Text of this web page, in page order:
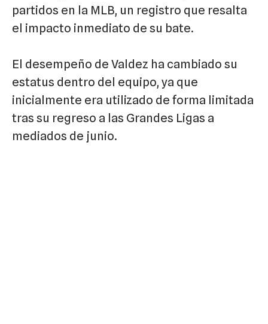
partidos en la MLB, un registro que resalta
el impacto inmediato de su bate.
El desempeño de Valdez ha cambiado su
estatus dentro del equipo, ya que
inicialmente era utilizado de forma limitada
tras su regreso a las Grandes Ligas a
mediados de junio.